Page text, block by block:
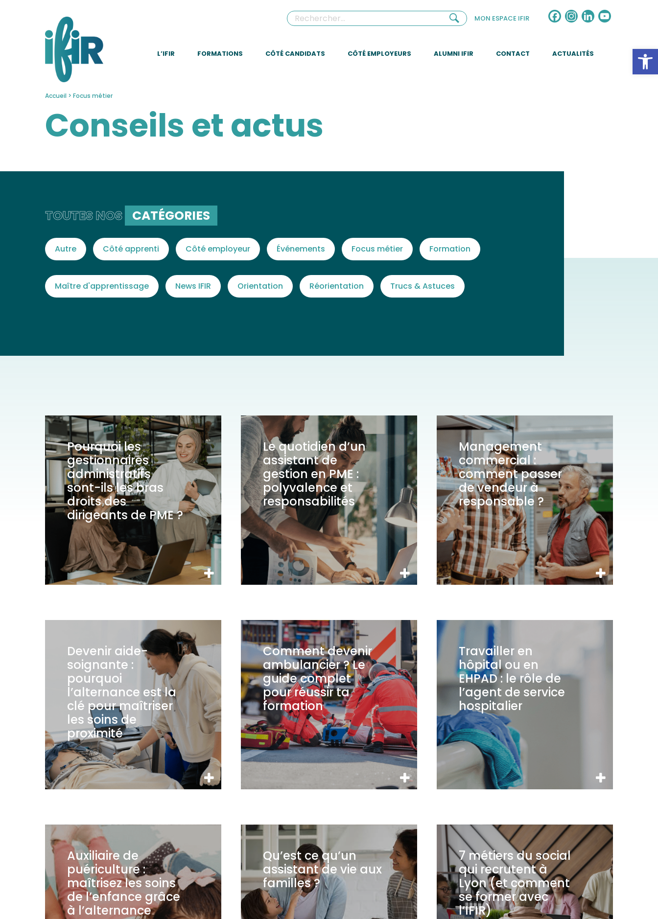
MON ESPACE IFIR Facebook
Instagram
LinkedIn
L’IFIR FORMATIONS CÔTÉ CANDIDATS CÔTÉ EMPLOYEURS ALUMNI IFIR CONTACT ACTUALITÉS
Accueil > Focus métier
Conseils et actus
TOUTES NOS CATÉGORIES
Autre Côté apprenti Côté employeur Événements Focus métier Formation
Maître d'apprentissage News IFIR Orientation Réorientation Trucs & Astuces
Pourquoi les
gestionnaires
administratifs
sont-ils les bras
droits des
dirigeants de PME ?
Le quotidien d’un
assistant de
gestion en PME :
polyvalence et
responsabilités
Management
commercial :
comment passer
de vendeur à
responsable ?
Devenir aide-
soignante :
pourquoi
l’alternance est la
clé pour maîtriser
les soins de
proximité
Comment devenir
ambulancier ? Le
guide complet
pour réussir ta
formation
Travailler en
hôpital ou en
EHPAD : le rôle de
l’agent de service
hospitalier
Auxiliaire de
puériculture :
maîtrisez les soins
de l’enfance grâce
à l’alternance
Qu’est ce qu’un
assistant de vie aux
familles ?
7 métiers du social
qui recrutent à
Lyon (et comment
se former avec
l’IFIR)